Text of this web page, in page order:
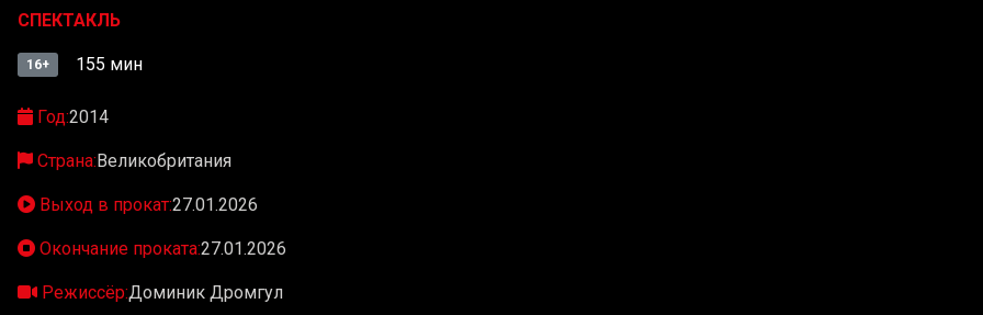
СПЕКТАКЛЬ
16+ 155 мин
Год:2014
Страна:Великобритания
Выход в прокат:27.01.2026
Окончание проката:27.01.2026
Режиссёр:Доминик Дромгул